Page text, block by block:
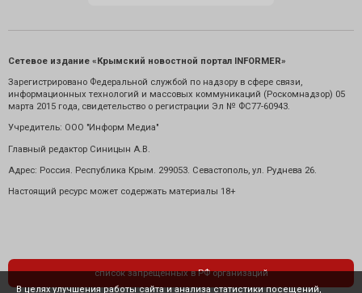
Сетевое издание «Крымский новостной портал INFORMER»
Зарегистрировано Федеральной службой по надзору в сфере связи,
информационных технологий и массовых коммуникаций (Роскомнадзор) 05
марта 2015 года, свидетельство о регистрации Эл № ФС77-60943.
Учредитель: ООО "Информ Медиа"
Главный редактор Синицын А.В.
Адрес: Россия. Республика Крым. 299053. Севастополь, ул. Руднева 26.
Настоящий ресурс может содержать материалы 18+
список запрещенных в РФ организаций
В целях улучшения работы сайта и анализа статистики посещений,